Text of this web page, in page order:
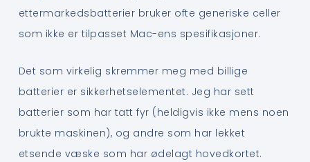
ettermarkedsbatterier bruker ofte generiske celler
som ikke er tilpasset Mac-ens spesifikasjoner.
Det som virkelig skremmer meg med billige
batterier er sikkerhetselementet. Jeg har sett
batterier som har tatt fyr (heldigvis ikke mens noen
brukte maskinen), og andre som har lekket
etsende væske som har ødelagt hovedkortet.